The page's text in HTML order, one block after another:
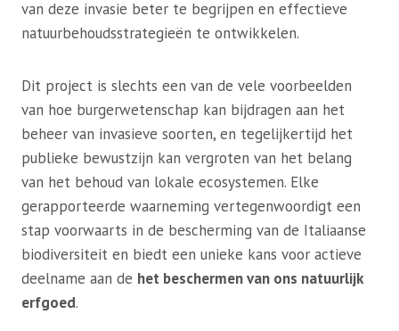
van deze invasie beter te begrijpen en effectieve
natuurbehoudsstrategieën te ontwikkelen.
Dit project is slechts een van de vele voorbeelden
van hoe burgerwetenschap kan bijdragen aan het
beheer van invasieve soorten, en tegelijkertijd het
publieke bewustzijn kan vergroten van het belang
van het behoud van lokale ecosystemen. Elke
gerapporteerde waarneming vertegenwoordigt een
stap voorwaarts in de bescherming van de Italiaanse
biodiversiteit en biedt een unieke kans voor actieve
deelname aan de het beschermen van ons natuurlijk
erfgoed.